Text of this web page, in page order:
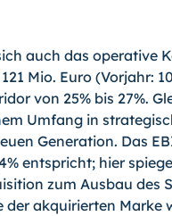
auch das operative
Mio. Euro (Vorjahr:
von 25% bis 27%.
Umfang in
Generation. Das
entspricht; hier
zum Ausbau des
akquirierten Marke